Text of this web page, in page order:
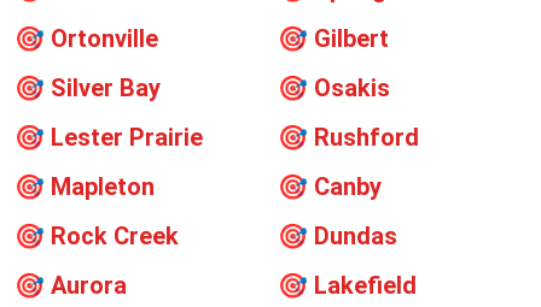
🎯 Ortonville 🎯 Gilbert
🎯 Silver Bay 🎯 Osakis
🎯 Lester Prairie 🎯 Rushford
🎯 Mapleton 🎯 Canby
🎯 Rock Creek 🎯 Dundas
🎯 Aurora 🎯 Lakefield